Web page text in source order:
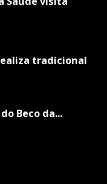
tradicional
Beco da...